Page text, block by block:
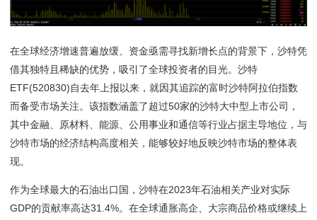
在全球经济增速普遍放缓、资金亟需寻找新增长点的背景下，沙特凭
借其独特且稀缺的优势，吸引了全球投资者的目光。沙特
ETF(520830)自去年上报以来，就因其追踪的富时沙特阿拉伯指数
而备受市场关注。该指数涵盖了超过50家的沙特大中型上市公司，
其中金融、原材料、能源、公用事业和通信等行业占据主导地位，与
沙特市场的经济结构高度相关，能够较好地反映沙特市场的整体表
现。
作为全球最大的石油出口国，沙特在2023年石油相关产业对实际
GDP的贡献率高达31.4%。在全球通胀高企、大宗商品价格或继续上